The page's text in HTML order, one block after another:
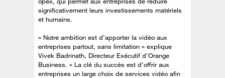
significativement leurs investissements matériels
et humains.
« Notre ambition est d’apporter la vidéo aux
entreprises partout, sans limitation » explique
Vivek Badrinath, Directeur Exécutif d’Orange
Business. « La clé du succès est d’offrir aux
entreprises un large choix de services vidéo afin